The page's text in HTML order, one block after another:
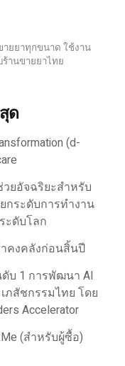
ายยาทุกขนาด ใช้งาน
านขายยาไทย
ด
(d-
ยอัจฉริยะสำหรับ
ยกระดับการทำงาน
ะดับโลก
คงคลังก่อนสิ้นปี
ดับ 1 การพัฒนา AI
ภสัชกรรมไทย โดย
Accelerator
(สำหรับผู้ซื้อ)